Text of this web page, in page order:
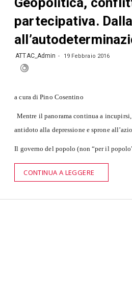
partecipativa.
ATTAC_Admin 19 Febbraio 2016
a cura di Pino Cosentino
Mentre il panorama continua a
antidoto alla depressione e sprone
Il governo del popolo (non “per il
CONTINUA A LEGGERE